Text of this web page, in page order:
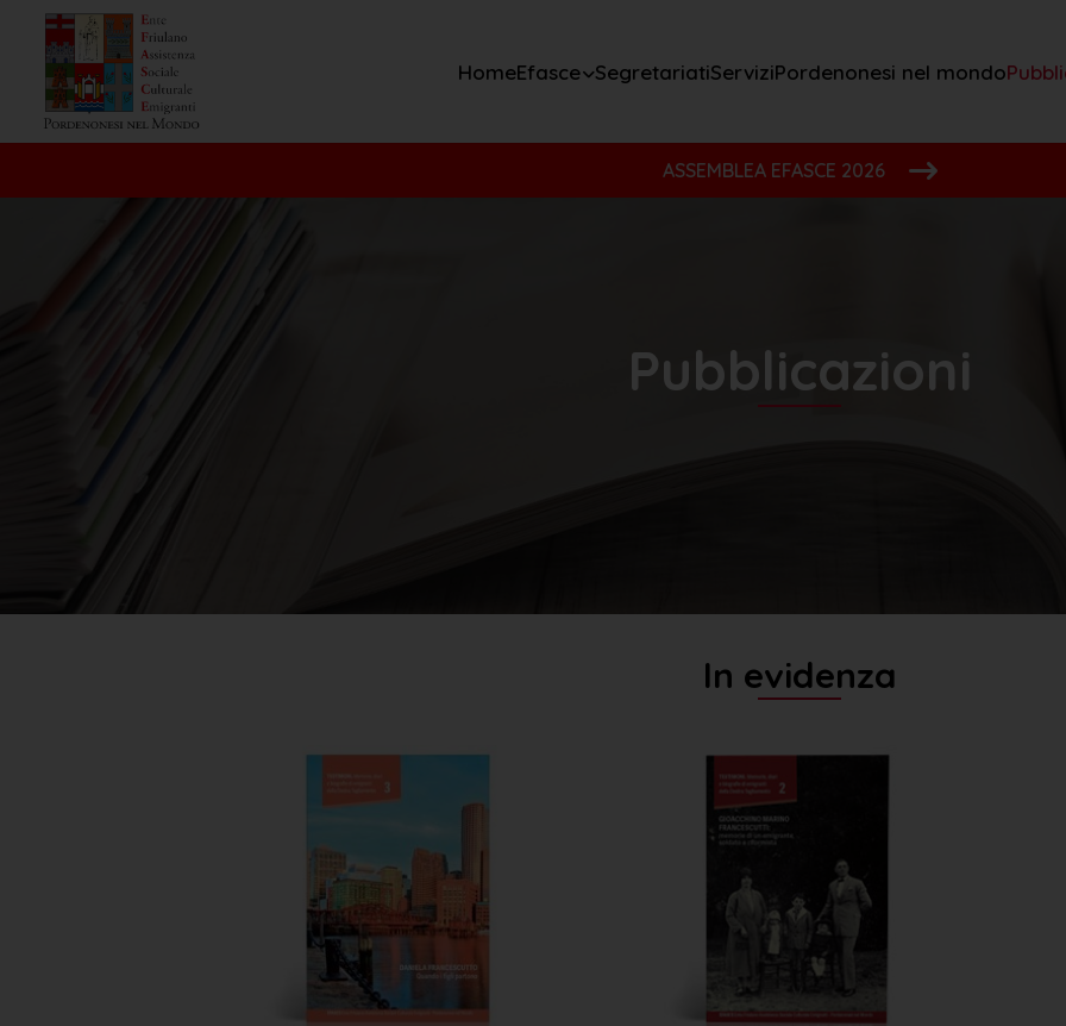
HomeEfasce SegretariatiServiziPordenonesi nel mondo
ASSEMBLEA EFASCE 2026
Pubblicazioni
In evidenza